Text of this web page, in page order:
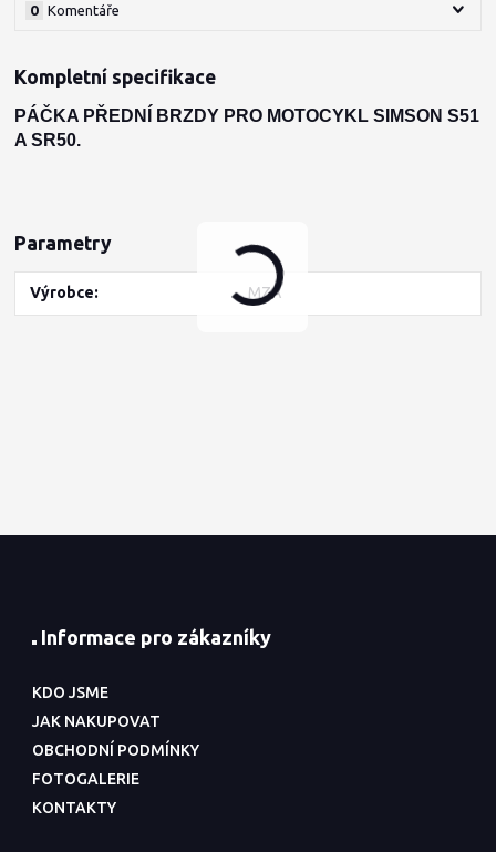
Komentáře
0
Kompletní specifikace
PÁČKA PŘEDNÍ BRZDY PRO MOTOCYKL SIMSON S51
A SR50.
Parametry
Výrobce MZA
Informace pro zákazníky
KDO JSME
JAK NAKUPOVAT
OBCHODNÍ PODMÍNKY
FOTOGALERIE
KONTAKTY